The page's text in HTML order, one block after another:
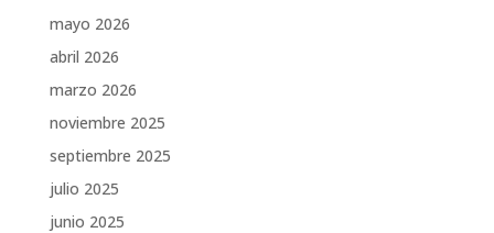
mayo 2026
abril 2026
marzo 2026
noviembre 2025
septiembre 2025
julio 2025
junio 2025